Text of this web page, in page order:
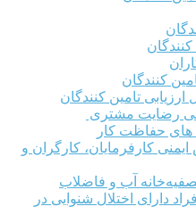
کنندگان
کنندگان
تامین کنندگان
رضایت مشتری
های حفاظت کار
ایمنی کارفرمایان، کارگران و
تصفیه‌خانه آب و فاضلاب
دارای اختلال شنوایی در